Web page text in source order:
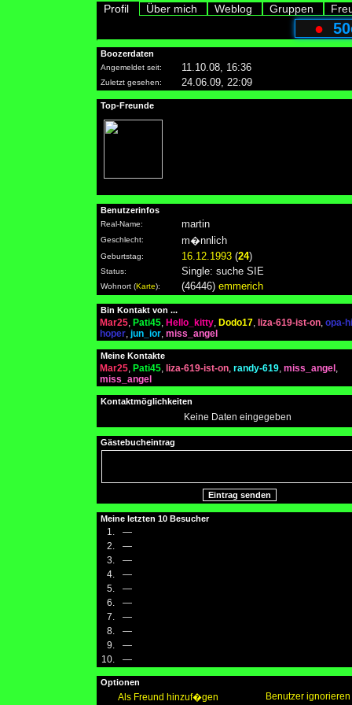
Profil Über mich Weblog Gruppen
●
Boozerdaten
Angemeldet seit: 11.10.08, 16:36
Zuletzt gesehen: 24.06.09, 22:09
Top-Freunde
Benutzerinfos
Real-Name: martin
Geschlecht: m�nnlich
Geburtstag: 16.12.1993 (24)
Status: Single: suche SIE
Wohnort (Karte): (46446) emmerich
Bin Kontakt von ...
Mar25, Pati45, Hello_kitty, Dodo17, liza-619-ist-on, opa-
hoper, jun_ior, miss_angel
Meine Kontakte
Mar25, Pati45, liza-619-ist-on, randy-619, miss_angel ,
miss_angel
Kontaktmöglichkeiten
Keine Daten eingegeben
Gästebucheintrag
Meine letzten 10 Besucher
1.
—
2.
—
3.
—
4.
—
5.
—
6.
—
7.
—
8.
—
9.
—
10.
—
Optionen
Als Freund hinzuf�gen
Benutzer ignorieren